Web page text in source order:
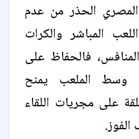
الحذر من عدم
المباشر والكرات
فالحفاظ على
وسط الملعب يمنح
على مجريات اللقاء